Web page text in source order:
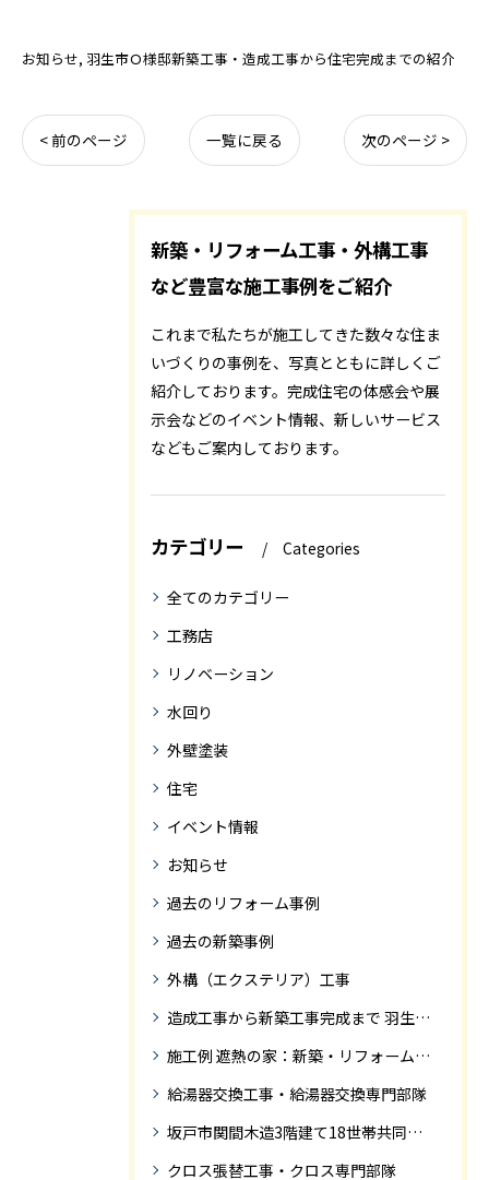
お知らせ 羽生市Ｏ様邸新築工事・造成工事から住宅完成までの紹介
< 前のページ 一覧に戻る 次のページ >
新築・リフォーム工事・外構工事
など豊富な施工事例をご紹介
これまで私たちが施工してきた数々な住ま
いづくりの事例を、写真とともに詳しくご
紹介しております。完成住宅の体感会や展
示会などのイベント情報、新しいサービス
などもご案内しております。
カテゴリー Categories
全てのカテゴリー
工務店
リノベーション
水回り
外壁塗装
住宅
イベント情報
お知らせ
過去のリフォーム事例
過去の新築事例
外構（エクステリア）工事
造成工事から新築工事完成まで 羽生市Ｓ様邸新築工事・
施工例 遮熱の家：新築・リフォーム ドローンにて空撮
給湯器交換工事・給湯器交換専門部隊
坂戸市関間木造3階建て18世帯共同住宅の完成迄紹介
クロス張替工事・クロス専門部隊